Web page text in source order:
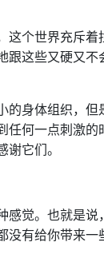
个世界充斥
这些又硬又
身体组织，
何一点刺激
它们。
觉。也就是说
有给你带来